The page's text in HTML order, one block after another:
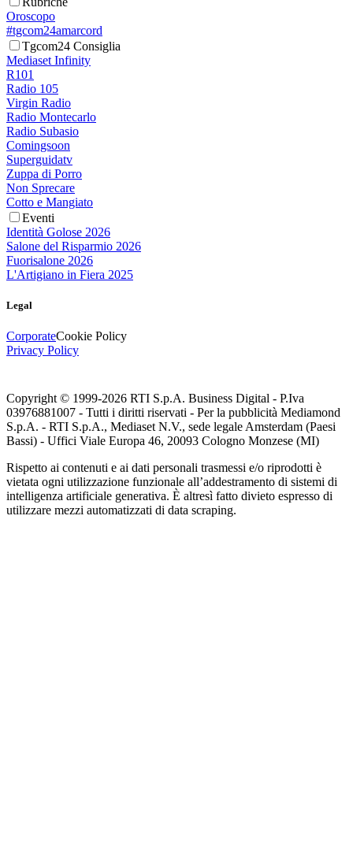
Oroscopo
#tgcom24amarcord
Tgcom24 Consiglia
Mediaset Infinity
R101
Radio 105
Virgin Radio
Radio Montecarlo
Radio Subasio
Comingsoon
Superguidatv
Zuppa di Porro
Non Sprecare
Cotto e Mangiato
Eventi
Identità Golose 2026
Salone del Risparmio 2026
Fuorisalone 2026
L'Artigiano in Fiera 2025
Legal
CorporateCookie Policy
Privacy Policy
Copyright © 1999-2026 RTI S.p.A. Business Digital - P.Iva
03976881007 - Tutti i diritti riservati - Per la pubblicità Mediamond
S.p.A. - RTI S.p.A., Mediaset N.V., sede legale Amsterdam (Paesi
Bassi) - Uffici Viale Europa 46, 20093 Cologno Monzese (MI)
Rispetto ai contenuti e ai dati personali trasmessi e/o riprodotti è
vietata ogni utilizzazione funzionale all’addestramento di sistemi di
intelligenza artificiale generativa. È altresì fatto divieto espresso di
utilizzare mezzi automatizzati di data scraping.